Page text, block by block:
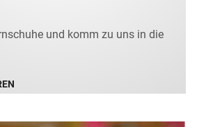
und komm zu uns in die